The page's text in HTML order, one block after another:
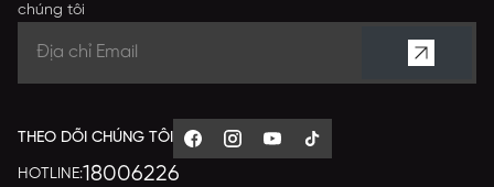
chúng tôi
THEO DÕI CHÚNG TÔI
HOTLINE:18006226